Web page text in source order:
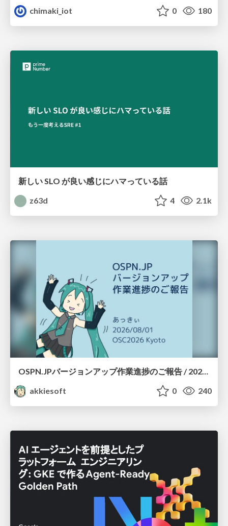
chimaki_iot
0 180
新しい SLO が良い感じにハマっている話
z63d
4 2.1k
akkiesoft
0 240